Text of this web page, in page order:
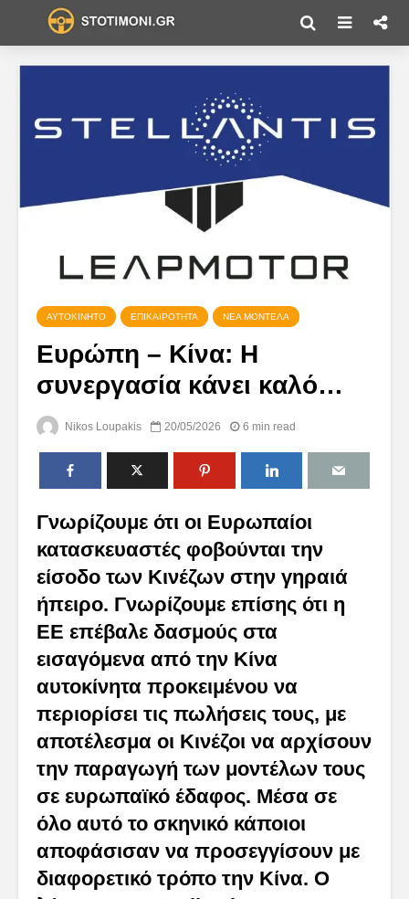
ΑΥΤΟΚΊΝΗΤΟ ΕΠΙΚΑΙΡΌΤΗΤΑ ΝΈΑ ΜΟΝΤΈΛΑ
Ευρώπη – Κίνα: Η
συνεργασία κάνει καλό…
Nikos Loupakis 20/05/2026 6 min read
Γνωρίζουμε ότι οι Ευρωπαίοι
κατασκευαστές φοβούνται την
είσοδο των Κινέζων στην γηραιά
ήπειρο. Γνωρίζουμε επίσης ότι η
ΕΕ επέβαλε δασμούς στα
εισαγόμενα από την Κίνα
αυτοκίνητα προκειμένου να
περιορίσει τις πωλήσεις τους, με
αποτέλεσμα οι Κινέζοι να αρχίσουν
την παραγωγή των μοντέλων τους
σε ευρωπαϊκό έδαφος. Μέσα σε
όλο αυτό το σκηνικό κάποιοι
αποφάσισαν να προσεγγίσουν με
διαφορετικό τρόπο την Κίνα. Ο